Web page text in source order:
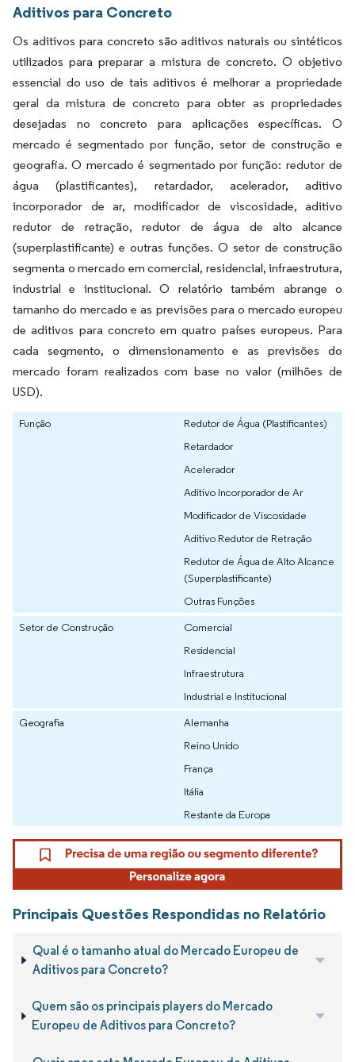
Aditivos para Concreto
Os aditivos para concreto são aditivos naturais ou sintéticos
utilizados para preparar a mistura de concreto. O objetivo
essencial do uso de tais aditivos é melhorar a propriedade
geral da mistura de concreto para obter as propriedades
desejadas no concreto para aplicações específicas. O
mercado é segmentado por função, setor de construção e
geografia. O mercado é segmentado por função: redutor de
água (plastificantes), retardador, acelerador, aditivo
incorporador de ar, modificador de viscosidade, aditivo
redutor de retração, redutor de água de alto alcance
(superplastificante) e outras funções. O setor de construção
segmenta o mercado em comercial, residencial, infraestrutura,
industrial e institucional. O relatório também abrange o
tamanho do mercado e as previsões para o mercado europeu
de aditivos para concreto em quatro países europeus. Para
cada segmento, o dimensionamento e as previsões do
mercado foram realizados com base no valor (milhões de
USD).
Função
Redutor de Água (Plastificantes)
Retardador
Acelerador
Aditivo Incorporador de Ar
Modificador de Viscosidade
Aditivo Redutor de Retração
Redutor de Água de Alto Alcance
(Superplastificante)
Outras Funções
Setor de Construção
Comercial
Residencial
Infraestrutura
Industrial e Institucional
Geografia
Alemanha
Reino Unido
França
Itália
Restante da Europa
Principais Questões Respondidas no Relatório
Qual é o tamanho atual do Mercado Europeu de
Aditivos para Concreto?
Quem são os principais players do Mercado
Europeu de Aditivos para Concreto?